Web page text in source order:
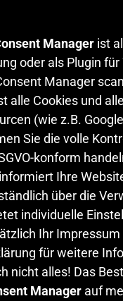
Manager ist
oder als Plugin für
Manager
alle Cookies und
(wie z.B.
Sie die volle
konform
informiert Ihre
über die
individuelle
Ihr Impressum
für weitere
nicht alles! Das
Manager auf